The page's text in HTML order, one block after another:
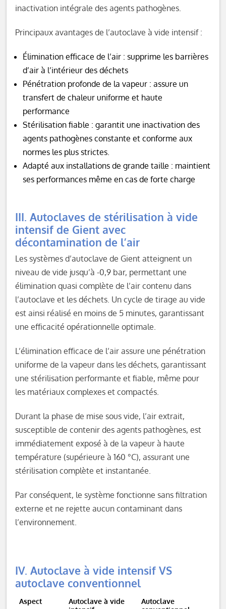
inactivation intégrale des agents pathogènes.
Principaux avantages de l’autoclave à vide intensif :
Élimination efficace de l’air : supprime les barrières
d’air à l’intérieur des déchets
Pénétration profonde de la vapeur : assure un
transfert de chaleur uniforme et haute
performance
Stérilisation fiable : garantit une inactivation des
agents pathogènes constante et conforme aux
normes les plus strictes.
Adapté aux installations de grande taille : maintient
ses performances même en cas de forte charge
III. Autoclaves de stérilisation à vide
intensif de Gient avec
décontamination de l’air
Les systèmes d’autoclave de Gient atteignent un
niveau de vide jusqu’à -0,9 bar, permettant une
élimination quasi complète de l’air contenu dans
l’autoclave et les déchets. Un cycle de tirage au vide
est ainsi réalisé en moins de 5 minutes, garantissant
une efficacité opérationnelle optimale.
L’élimination efficace de l’air assure une pénétration
uniforme de la vapeur dans les déchets, garantissant
une stérilisation performante et fiable, même pour
les matériaux complexes et compactés.
Durant la phase de mise sous vide, l’air extrait,
susceptible de contenir des agents pathogènes, est
immédiatement exposé à de la vapeur à haute
température (supérieure à 160 °C), assurant une
stérilisation complète et instantanée.
Par conséquent, le système fonctionne sans filtration
externe et ne rejette aucun contaminant dans
l’environnement.
IV. Autoclave à vide intensif VS
autoclave conventionnel
Aspect
Autoclave à vide
Autoclave